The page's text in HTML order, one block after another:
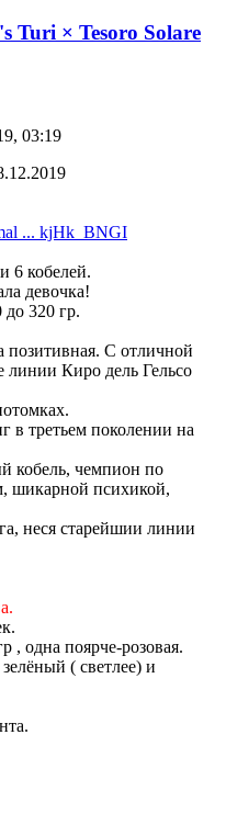
× Tesoro Solare
03:19
... kjHk_BNGI
6 кобелей.
девочка!
320 гр.
позитивная. С отличной
линии Киро дель Гельсо
в третьем поколении на
кобель, чемпион по
шикарной психикой,
неся старейшии линии
, одна поярче-розовая.
( светлее) и